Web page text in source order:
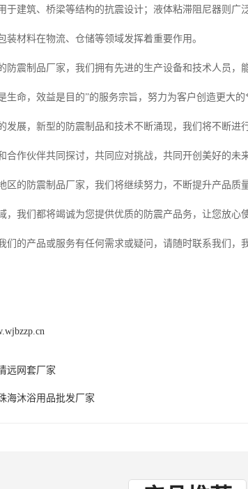
于建筑、桥梁等结构的抗震设计；液体粘滞阻尼器则
装材料在物流、仓储等领域发挥着重要作用。
防震制品厂家，我们拥有先进的生产设备和技术人员
生命，效益是目的”的服务宗旨，努力为客户创造更大的
发展，新型的防震制品和技术不断涌现，我们将不断
合作伙伴共同探讨，共同应对挑战，共同开创美好的未来
区的防震制品厂家，我们将继续努力，不断提升产品
，我们都将竭诚为您提供优质的防震产品务，让您放心
们的产品或服务有任何需求或疑问，请随时联系我们
远网套厂家
海沐浴用品批发厂家